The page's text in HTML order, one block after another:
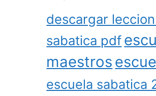
descargar
sabatica pdf
maestros
escuela sabatica